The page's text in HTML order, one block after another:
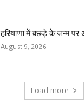
हरियाणा में बछड़े के जन्म पर
August 9, 2026
Load more